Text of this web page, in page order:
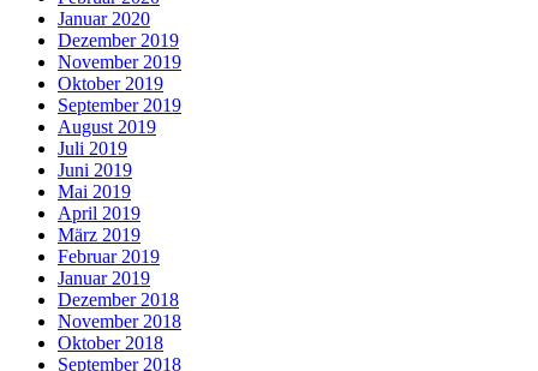
Januar 2020
Dezember 2019
November 2019
Oktober 2019
September 2019
August 2019
Juli 2019
Juni 2019
Mai 2019
April 2019
März 2019
Februar 2019
Januar 2019
Dezember 2018
November 2018
Oktober 2018
September 2018